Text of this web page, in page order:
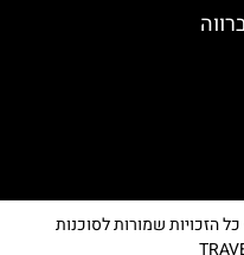
הזכויות שמורות לסוכנות